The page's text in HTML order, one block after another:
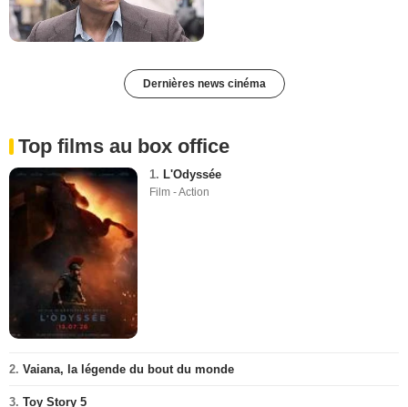
Dernières news cinéma
Top films au box office
1. L'Odyssée
Film - Action
2. Vaiana, la légende du bout du monde
3. Toy Story 5